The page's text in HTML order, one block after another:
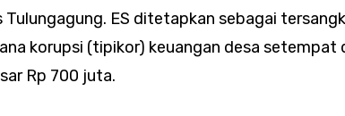
Tulungagung. ES ditetapkan sebagai
korupsi (tipikor) keuangan desa setempat
Rp 700 juta.